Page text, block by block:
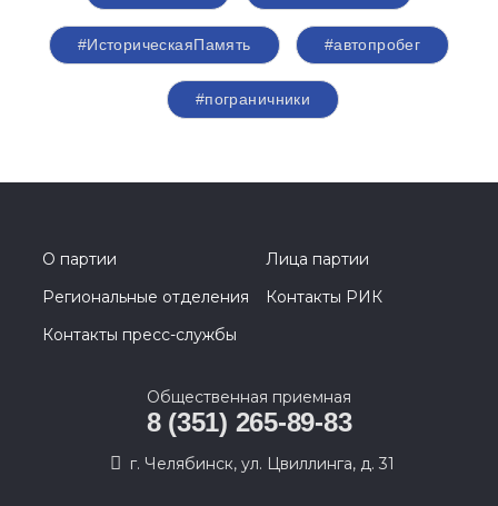
#ИсторическаяПамять #автопробег
#пограничники
О партии
Лица партии
Региональные отделения
Контакты РИК
Контакты пресс-службы
Общественная приемная
8 (351) 265-89-83
г. Челябинск, ул. Цвиллинга, д. 31